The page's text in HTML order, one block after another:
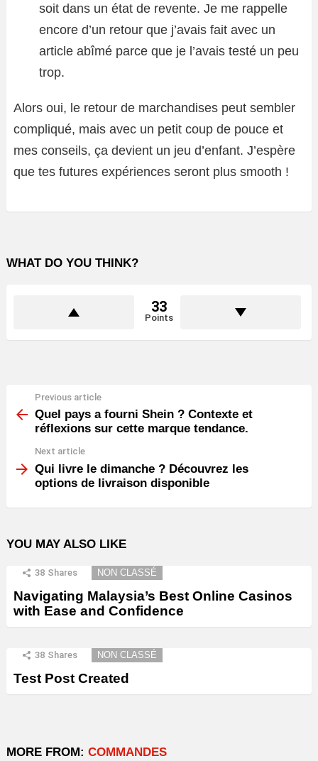
soit dans un état de revente. Je me rappelle
encore d’un retour que j’avais fait avec un
article abîmé parce que je l’avais testé un peu
trop.
Alors oui, le retour de marchandises peut sembler
compliqué, mais avec un petit coup de pouce et
mes conseils, ça devient un jeu d’enfant. J’espère
que tes futures expériences seront plus smooth !
WHAT DO YOU THINK?
33
Points
more
Previous article
Quel pays a fourni Shein ? Contexte et
réflexions sur cette marque tendance.
Next article
Qui livre le dimanche ? Découvrez les
options de livraison disponible
YOU MAY ALSO LIKE
38 Shares NON CLASSÉ
Navigating Malaysia’s Best Online Casinos
with Ease and Confidence
38 Shares NON CLASSÉ
Test Post Created
MORE FROM: COMMANDES